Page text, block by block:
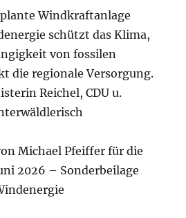
Windkraftanlage
schützt das Klima,
von fossilen
die regionale Versorgung.
Reichel, CDU u.
Michael Pfeiffer für die
2026 – Sonderbeilage